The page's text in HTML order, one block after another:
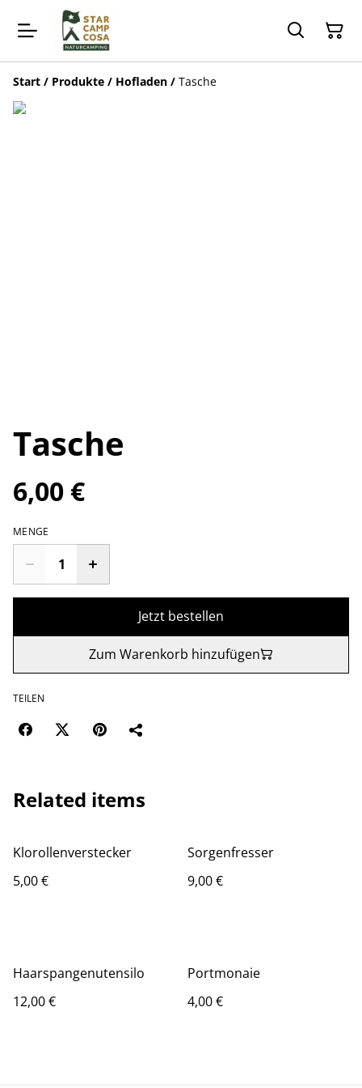
Start / Produkte / Hofladen / Tasche
Tasche
6,00 €
MENGE
Jetzt bestellen
Zum Warenkorb hinzufügen
TEILEN
Related items
Klorollenverstecker
5,00 €
Sorgenfresser
9,00 €
Haarspangenutensilo
12,00 €
Portmonaie
4,00 €